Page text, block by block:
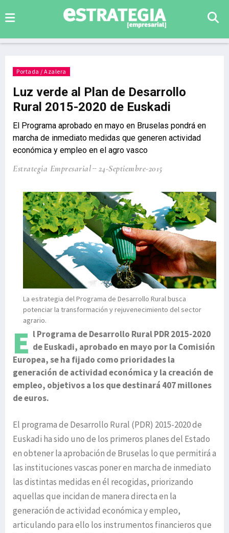
Portada / Azalera
Luz verde al Plan de Desarrollo
Rural 2015-2020 de Euskadi
El Programa aprobado en mayo en Bruselas pondrá en
marcha de inmediato medidas que generen actividad
económica y empleo en el agro vasco
Estrategia Empresarial 24-Septiembre-2015
La estrategia del Programa de Desarrollo Rural busca
potenciar la transformación y rejuvenecimiento del sector
agrario.
E l Programa de Desarrollo Rural PDR 2015-2020
de Euskadi, aprobado en mayo por la Comisión
Europea, se ha fijado como prioridades la
generación de actividad económica y la creación de
empleo, objetivos a los que destinará 407 millones
de euros.
El programa de Desarrollo Rural (PDR) 2015-2020 de
Euskadi ha sido uno de los primeros planes del Estado
en obtener la aprobación de Bruselas lo que permitirá a
las instituciones vascas poner en marcha de inmediato
las distintas medidas en él recogidas, priorizando
aquellas que incidan de manera directa en la
generación de actividad económica y empleo,
articulando para ello los instrumentos financieros que